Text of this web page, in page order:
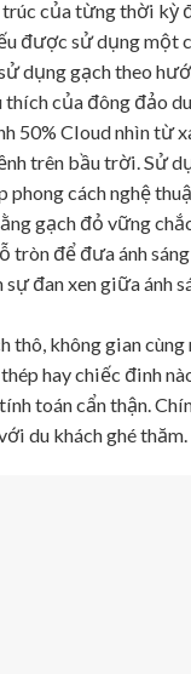
trúc của từng thời
được sử dụng một
dụng gạch theo
của đông đảo
50% Cloud nhìn từ
trên bầu trời. Sử
cách nghệ
gạch đỏ vững
để đưa ánh
đan xen giữa ánh
thô, không gian
hay chiếc đinh
toán cẩn thận.
du khách ghé thăm.